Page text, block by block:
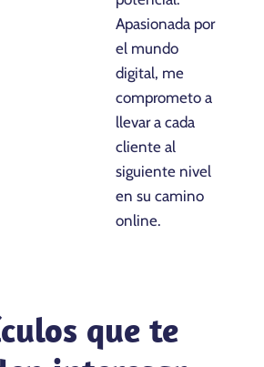
Apasionada por
el mundo
digital, me
comprometo a
llevar a cada
cliente al
siguiente nivel
en su camino
online.
que te